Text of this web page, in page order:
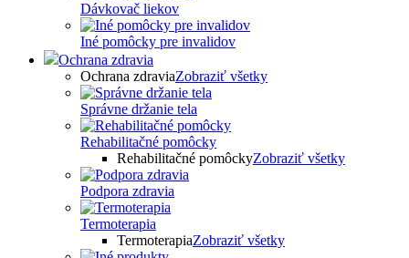
Dávkovač liekov
Iné pomôcky pre invalidov
Ochrana zdravia
Ochrana zdraviaZobraziť všetky
Správne držanie tela
Rehabilitačné pomôcky
Rehabilitačné pomôckyZobraziť všetky
Podpora zdravia
Termoterapia
TermoterapiaZobraziť všetky